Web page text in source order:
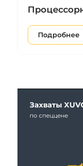
Подробнее
Захваты
по спеццене